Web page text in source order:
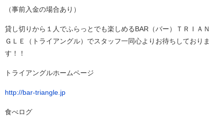
（事前入金の場合あり）
貸し切りから１人でふらっとでも楽しめるBAR（バー）ＴＲＩＡＮ
ＧＬＥ（トライアングル）でスタッフ一同心よりお待ちしておりま
す！！
トライアングルホームページ
http://bar-triangle.jp
食べログ